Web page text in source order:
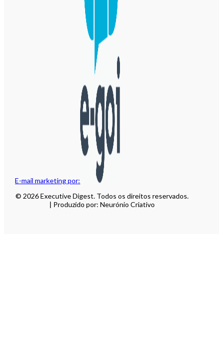
E-mail marketing por:
© 2026 Executive Digest. Todos os direitos reservados.
| Produzido por: Neurónio Criativo